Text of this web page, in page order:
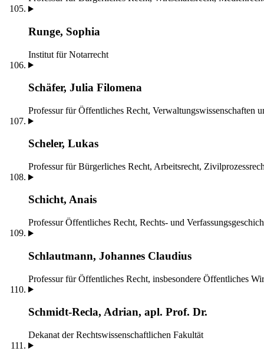
Runge, Sophia
Institut für Notarrecht
Schäfer, Julia Filomena
Professur für Öffentliches Recht, Verwaltungswissenschaften
Scheler, Lukas
Professur für Bürgerliches Recht, Arbeitsrecht,
Schicht, Anais
Professur Öffentliches Recht, Rechts- und
Schlautmann, Johannes Claudius
Professur für Öffentliches Recht, insbesondere Öffentliches
Schmidt-Recla, Adrian, apl. Prof. Dr.
Dekanat der Rechtswissenschaftlichen Fakultät